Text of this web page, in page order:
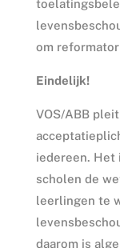
om
Eindelijk!
VOS/ABB
iedereen. Het
scholen de
leerlingen te
daarom is